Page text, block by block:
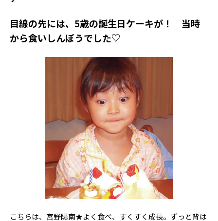
ゲッターズ飯田
MISS SEVENTEEN
MAGAZINE
INFORMATION
について
Follow us
ST member
新規会員登録・ログイン
目線の先には、5歳の誕生日ケーキが！ 当時
から食いしんぼうでした♡
こちらは、宮野陽南★よく食べ、すくすく成長。ずっと背は